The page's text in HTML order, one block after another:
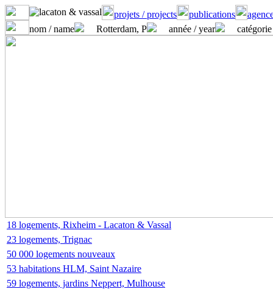
projets / projects publications
nom / name
Rotterdam, P année / year
18 logements, Rixheim - Lacaton & Vassal
23 logements, Trignac
50 000 logements nouveaux
53 habitations HLM, Saint Nazaire
59 logements, jardins Neppert, Mulhouse